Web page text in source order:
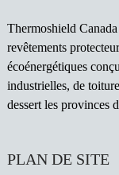
Thermoshield
revêtements
écoénergétiques
industrielles, de
dessert les provinces
PLAN DE SITE